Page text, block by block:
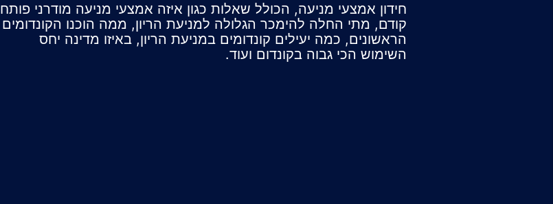
חידון אמצעי מניעה, הכולל שאלות כגון איזה אמצעי מניעה מודרני פותח
קודם, מתי החלה להימכר הגלולה למניעת הריון, ממה הוכנו הקונדומים
הראשונים, כמה יעילים קונדומים במניעת הריון, באיזו מדינה יחס
השימוש הכי גבוה בקונדום ועוד.